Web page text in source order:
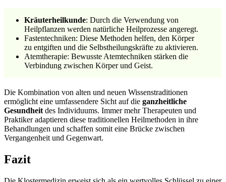
Kräuterheilkunde: Durch die Verwendung von
Heilpflanzen werden natürliche Heilprozesse angeregt.
Fastentechniken: Diese Methoden helfen, den Körper
zu entgiften und die Selbstheilungskräfte zu aktivieren.
Atemtherapie: Bewusste Atemtechniken stärken die
Verbindung zwischen Körper und Geist.
Die Kombination von alten und neuen Wissenstraditionen
ermöglicht eine umfassendere Sicht auf die ganzheitliche
Gesundheit des Individuums. Immer mehr Therapeuten und
Praktiker adaptieren diese traditionellen Heilmethoden in ihre
Behandlungen und schaffen somit eine Brücke zwischen
Vergangenheit und Gegenwart.
Fazit